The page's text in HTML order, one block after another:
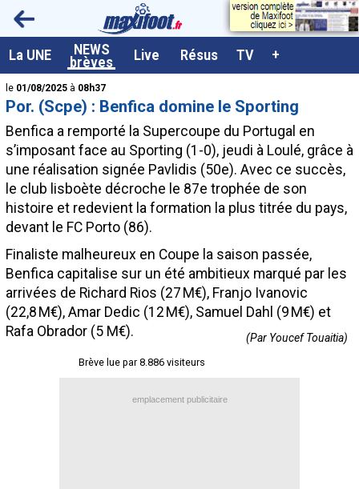
La UNE NEWS
brèves Live Résus TV +
<
le 01/08/2025 à 08h37
Por. (Scpe) : Benfica domine le Sporting
Benfica a remporté la Supercoupe du Portugal en
s’imposant face au Sporting (1-0), jeudi à Loulé, grâce à
une réalisation signée Pavlidis (50e). Avec ce succès,
le club lisboète décroche le 87e trophée de son
histoire et redevient la formation la plus titrée du pays,
devant le FC Porto (86).
Finaliste malheureux en Coupe la saison passée,
Benfica capitalise sur un été ambitieux marqué par les
arrivées de Richard Rios (27 M€), Franjo Ivanovic
(22,8 M€), Amar Dedic (12 M€), Samuel Dahl (9 M€) et
Rafa Obrador (5 M€).
(Par Youcef Touaitia)
Brève lue par 8.886 visiteurs
emplacement publicitaire
A la UNE
Dernières brèves
Live / Matchs en direct
Résultats et Classements
Class. buteurs européens
Programme TV foot
Vidéos
Sondages
Tableau transferts L1
Taille de la police